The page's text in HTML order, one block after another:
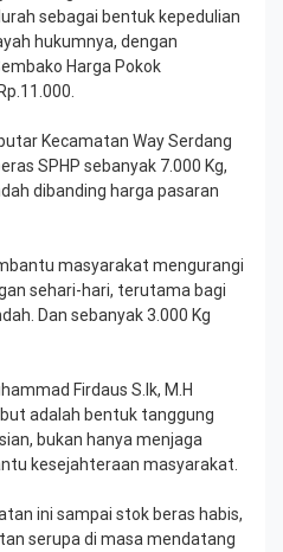
sebagai bentuk kepedulian
hukumnya, dengan
Harga Pokok
Kecamatan Way Serdang
SPHP sebanyak 7.000 Kg,
dibanding harga pasaran
masyarakat mengurangi
sehari-hari, terutama bagi
Dan sebanyak 3.000 Kg
Firdaus S.Ik, M.H
adalah bentuk tanggung
bukan hanya menjaga
kesejahteraan masyarakat.
ini sampai stok beras habis,
serupa di masa mendatang